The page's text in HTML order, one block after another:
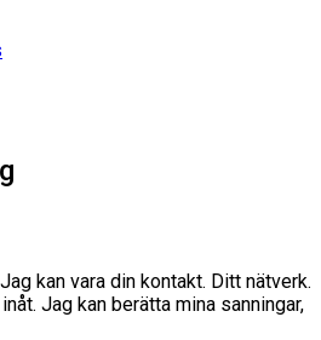
kan vara din kontakt. Ditt nätverk.
Jag kan berätta mina sanningar,